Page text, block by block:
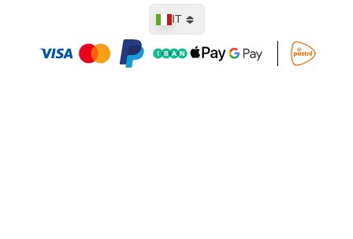
Lingua
IT